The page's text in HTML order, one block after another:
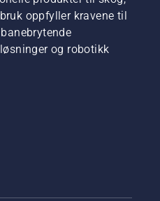
oppfyller kravene til
og robotikk